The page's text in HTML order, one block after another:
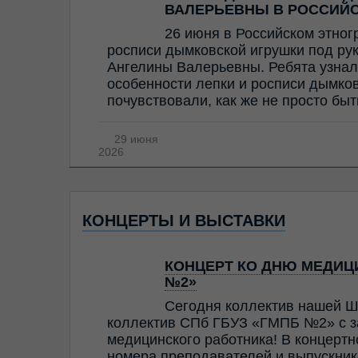
ВАЛЕРЬЕВНЫ В
26 июня в Российском
росписи дымковской игрушки под
Ангелины Валерьевны. Ребята
особенности лепки и росписи
почувствовали, как же не просто
29 июня
2026
КОНЦЕРТЫ И ВЫСТАВКИ
КОНЦЕРТ КО ДНЮ
№2»
Сегодня коллектив нашей
коллектив СПб ГБУЗ «ГМПБ №2» с
медицинского работника! В